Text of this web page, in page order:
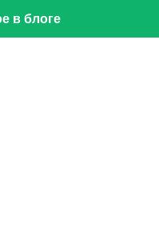
в блоге